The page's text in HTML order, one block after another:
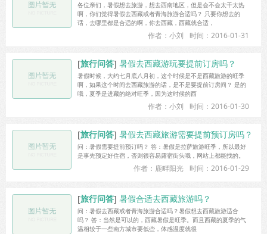
各位亲们，暑假想去旅游，想去西南地区，但是会不会太干太热
啊，你们觉得暑假去西藏或者青海旅游合适吗？ 只要你想去的
话，去哪里都是合适的啊，你去西藏，西藏就合适，
时间：2016-01-31
作者：小刘
[旅行问答] 暑假去西藏游玩要提前订房吗？
暑假时候，大约七月底八月初，这个时候是不是西藏旅游的旺季
啊，如果这个时间去西藏旅游的话，是不是要提前订房间？ 是的
哦，夏季是进藏的绝对旺季，因为这时候的西
时间：2016-01-30
作者：小刘
[旅行问答] 暑假去西藏旅游需要提前预订房吗？
问：暑假需要提前预订吗？ 答：暑假是拉萨旅游旺季，所以最好
是事先预定好住宿，否则很容易露宿街头哦，网站上都能找的。
时间：2016-01-29
作者：鹿畔阳光
[旅行问答] 暑假合适去西藏旅游吗？
问：暑假去西藏或者青海旅游合适吗？暑假想去西藏旅游适合
吗？ 答：当然是可以的，西藏暑假是旺季。而且西藏的夏季的气
温相较于一些南方城市要低些，体感温度就很